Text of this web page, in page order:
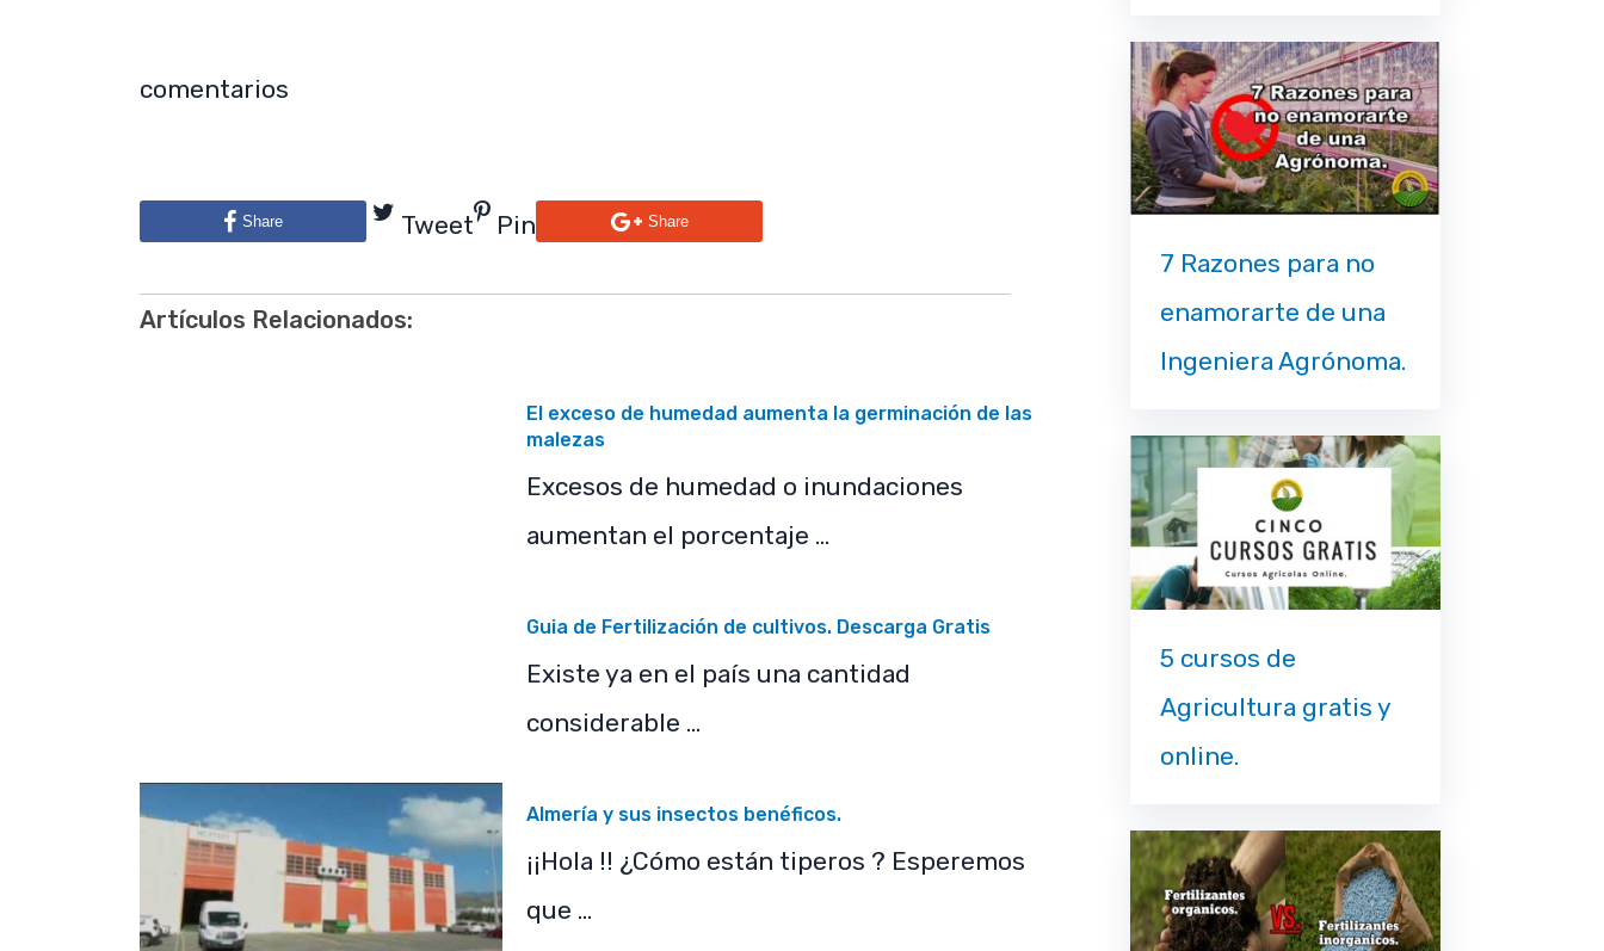
comentarios
Share Tweet Pin Share
Artículos Relacionados:
El exceso de humedad aumenta la germinación de las
malezas
Excesos de humedad o inundaciones
aumentan el porcentaje …
Guia de Fertilización de cultivos. Descarga Gratis
Existe ya en el país una cantidad
considerable …
Almería y sus insectos benéficos.
¡¡Hola !! ¿Cómo están tiperos ? Esperemos
que …
7 Razones para no
enamorarte de una
Ingeniera Agrónoma.
5 cursos de
Agricultura gratis y
online.